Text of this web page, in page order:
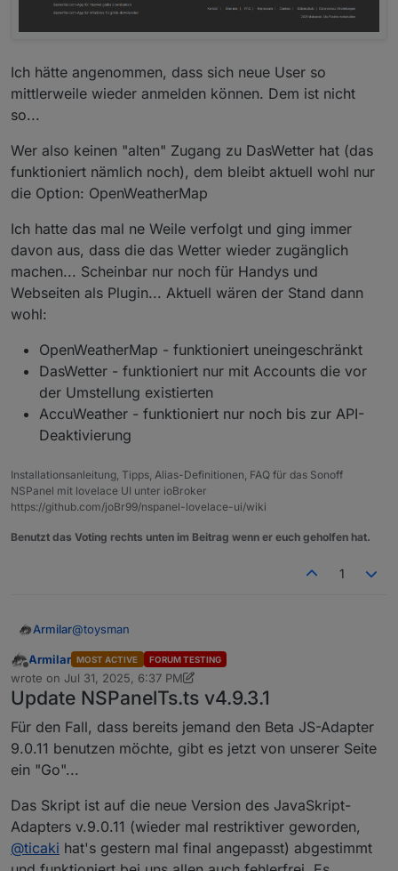
Ich hätte angenommen, dass sich neue User so
mittlerweile wieder anmelden können. Dem ist nicht
so...
Wer also keinen "alten" Zugang zu DasWetter hat (das
funktioniert nämlich noch), dem bleibt aktuell wohl nur
die Option: OpenWeatherMap
Ich hatte das mal ne Weile verfolgt und ging immer
davon aus, dass die das Wetter wieder zugänglich
machen... Scheinbar nur noch für Handys und
Webseiten als Plugin... Aktuell wären der Stand dann
wohl:
OpenWeatherMap - funktioniert uneingeschränkt
DasWetter - funktioniert nur mit Accounts die vor
der Umstellung existierten
AccuWeather - funktioniert nur noch bis zur API-
Deaktivierung
Installationsanleitung, Tipps, Alias-Definitionen, FAQ für das Sonoff
NSPanel mit lovelace UI unter ioBroker
https://github.com/joBr99/nspanel-lovelace-ui/wiki
Benutzt das Voting rechts unten im Beitrag wenn er euch geholfen hat.
1
Armilar@toysman
ja - und sogar ausprobiert
Das Ergebnis wird dich allerdings nicht zufrieden
stellen
Offline
Armilar MOST ACTIVE FORUM TESTING
wrote on Jul 31, 2025, 6:37 PM
last edited by ArmilarJul 31, 2025, 8:38 PM
Update NSPanelTs.ts v4.9.3.1
Für den Fall, dass bereits jemand den Beta JS-Adapter
9.0.11 benutzen möchte, gibt es jetzt von unserer Seite
ein "Go"...
Das Skript ist auf die neue Version des JavaSkript-
Adapters v.9.0.11 (wieder mal restriktiver geworden,
@ticaki hat's gestern mal final angepasst) abgestimmt